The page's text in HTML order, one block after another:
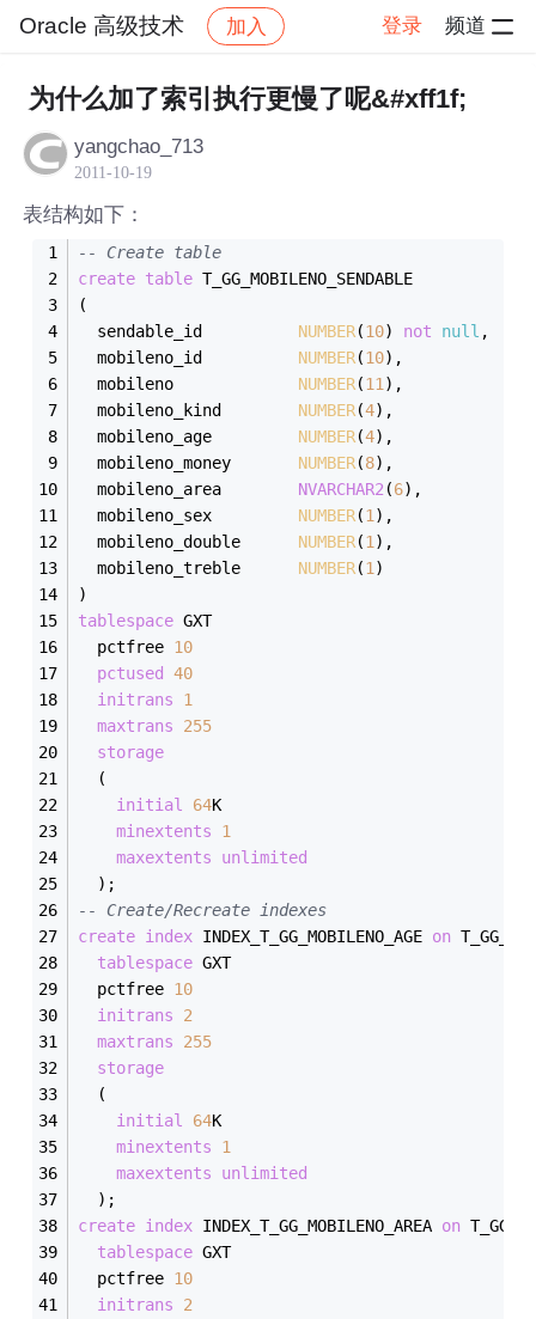
Oracle 高级技术 加入 登录 频道
社区 Oracle 高级技术 帖子详情
为什么加了索引执行更慢了呢&#xff1f;
yangchao_713
2011-10-19
表结构如下：
-- Create table
create table T_GG_MOBILENO_SENDABLE
(
  sendable_id
NUMBER(10) not null ,
  mobileno_id
NUMBER(10),
  mobileno
NUMBER(11 ),
  mobileno_kind
NUMBER(4),
  mobileno_age
NUMBER(4),
  mobileno_money
NUMBER(8),
  mobileno_area
NVARCHAR2 (6),
  mobileno_sex
NUMBER(1 ),
  mobileno_double
NUMBER(1 ),
  mobileno_treble
NUMBER(1 )
)
tablespace GXT
  pctfree
10
pctused
40
initrans
1
maxtrans
255
storage
  (
initial
64K
minextents
1
maxextents
unlimited
  );
-- Create/Recreate indexes
create index INDEX_T_GG_MOBILENO_AGE on
tablespace GXT
  pctfree
10
initrans
2
maxtrans
255
storage
  (
initial
64K
minextents
1
maxextents
unlimited
  );
create index INDEX_T_GG_MOBILENO_AREA on
tablespace GXT
  pctfree
10
initrans
2